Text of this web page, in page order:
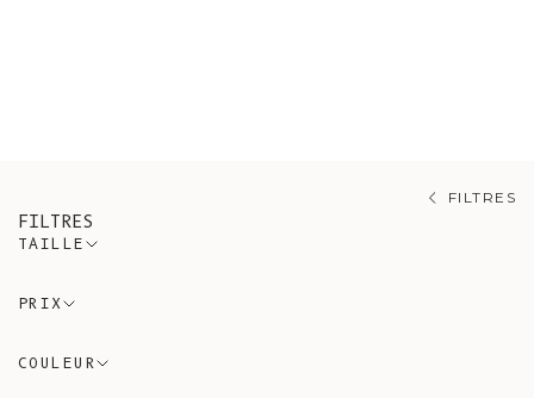
FILTRES
FILTRES
TAILLE
PRIX
COULEUR